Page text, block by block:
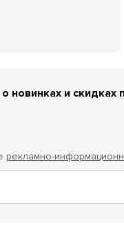
новинках и скидках
рекламно-